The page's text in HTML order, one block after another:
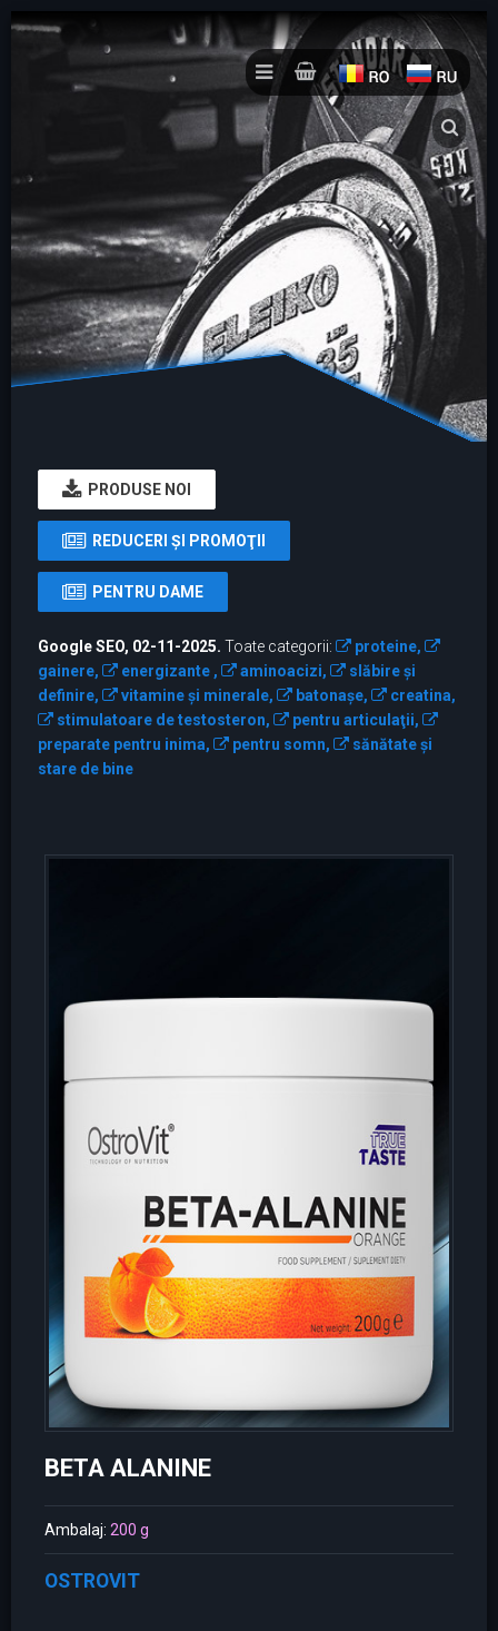
PRODUSE NOI
REDUCERI ŞI PROMOŢII
PENTRU DAME
Google SEO, 02-11-2025. Toate categorii:
proteine,
gainere,
energizante , aminoacizi,
slăbire și
definire,
vitamine şi minerale, batonaşe,
creatina,
stimulatoare de testosteron,
pentru articulaţii,
preparate pentru inima,
pentru somn,
sănătate și
stare de bine
BETA ALANINE
Ambalaj: 200 g
OSTROVIT